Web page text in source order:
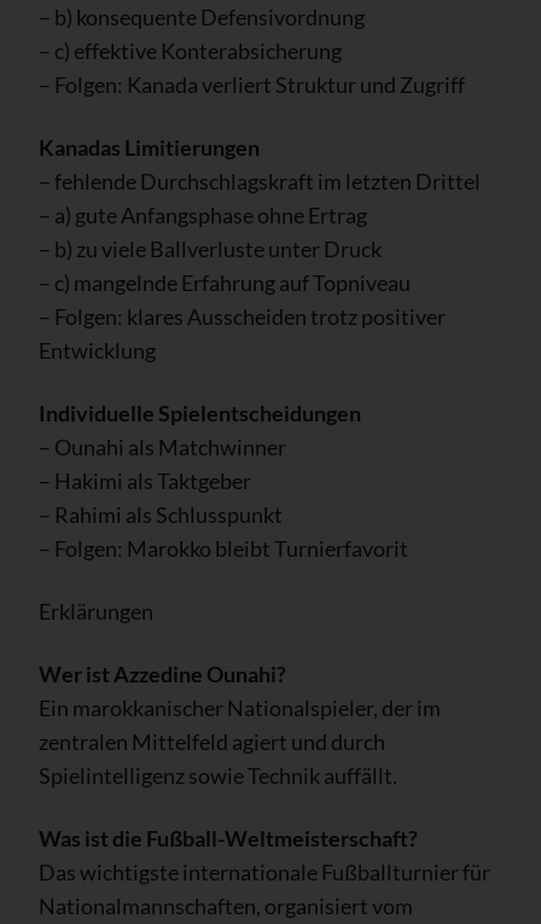
– b) konsequente Defensivordnung
– c) effektive Konterabsicherung
– Folgen: Kanada verliert Struktur und Zugriff
Kanadas Limitierungen
– fehlende Durchschlagskraft im letzten Drittel
– a) gute Anfangsphase ohne Ertrag
– b) zu viele Ballverluste unter Druck
– c) mangelnde Erfahrung auf Topniveau
– Folgen: klares Ausscheiden trotz positiver
Entwicklung
Individuelle Spielentscheidungen
– Ounahi als Matchwinner
– Hakimi als Taktgeber
– Rahimi als Schlusspunkt
– Folgen: Marokko bleibt Turnierfavorit
Erklärungen
Wer ist Azzedine Ounahi?
Ein marokkanischer Nationalspieler, der im
zentralen Mittelfeld agiert und durch
Spielintelligenz sowie Technik auffällt.
Was ist die Fußball-Weltmeisterschaft?
Das wichtigste internationale Fußballturnier für
Nationalmannschaften, organisiert vom